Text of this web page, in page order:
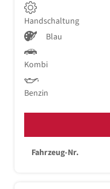
Handschaltung
Blau
Kombi
Benzin
Fahrzeug-Nr.